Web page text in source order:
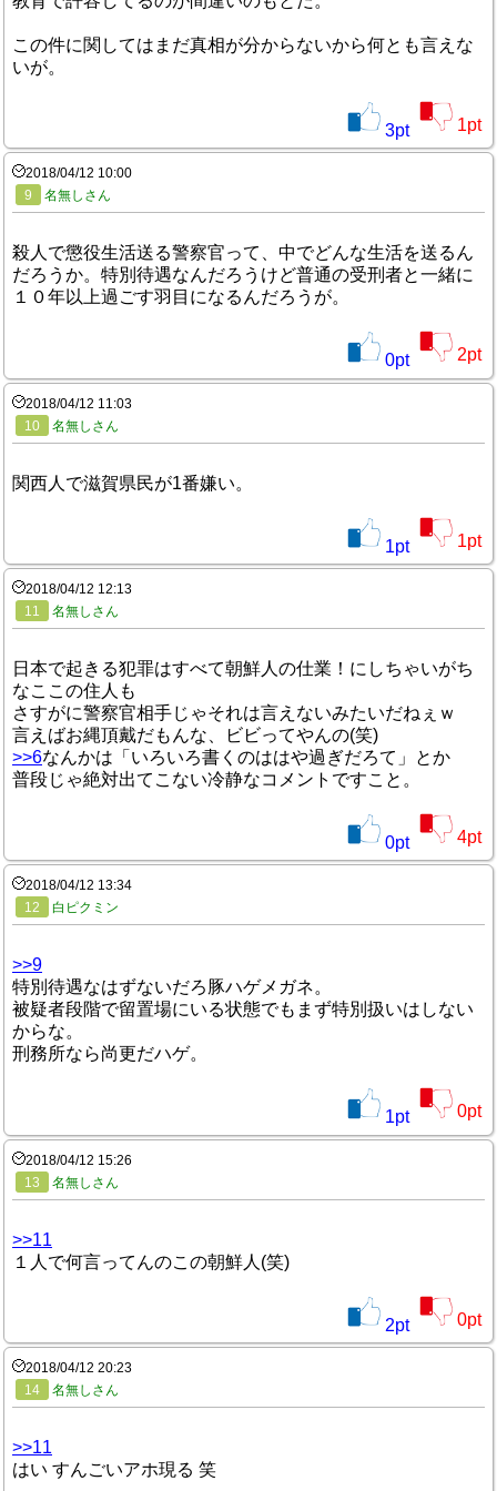
この件に関してはまだ真相が分からないから何とも言えな
いが。
3pt 1pt
2018/04/12 10:00
9
名無しさん
殺人で懲役生活送る警察官って、中でどんな生活を送るん
だろうか。特別待遇なんだろうけど普通の受刑者と一緒に
１０年以上過ごす羽目になるんだろうが。
0pt 2pt
2018/04/12 11:03
10
名無しさん
関西人で滋賀県民が1番嫌い。
1pt 1pt
2018/04/12 12:13
11
名無しさん
日本で起きる犯罪はすべて朝鮮人の仕業！にしちゃいがち
なここの住人も
さすがに警察官相手じゃそれは言えないみたいだねぇｗ
言えばお縄頂戴だもんな、ビビってやんの(笑)
>>6なんかは「いろいろ書くのははや過ぎだろて」とか
普段じゃ絶対出てこない冷静なコメントですこと。
0pt 4pt
2018/04/12 13:34
12
白ピクミン
>>9
特別待遇なはずないだろ豚ハゲメガネ。
被疑者段階で留置場にいる状態でもまず特別扱いはしない
からな。
刑務所なら尚更だハゲ。
1pt 0pt
2018/04/12 15:26
13
名無しさん
>>11
１人で何言ってんのこの朝鮮人(笑)
2pt 0pt
2018/04/12 20:23
14
名無しさん
>>11
はい すんごいアホ現る 笑